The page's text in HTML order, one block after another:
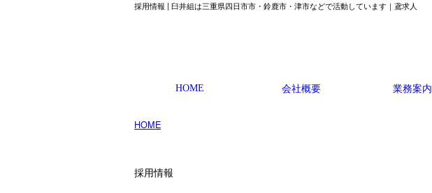
採用情報 | 臼井組は三重県四日市市・鈴鹿市・津市などで活動しています｜鳶求人
HOME 会社概要 業務案内
HOME
採用情報